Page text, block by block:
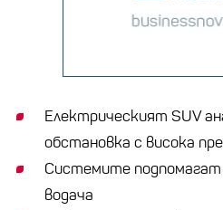
Електрическият SUV
обстановка с висока
Системите подпомагат
водача